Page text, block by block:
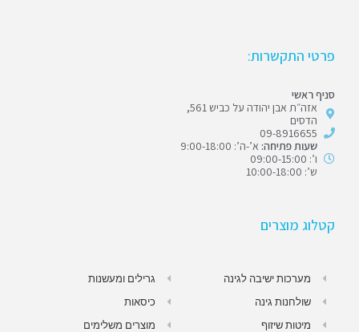
פרטי התקשרות:
סניף ראשי
אזה״ת אבן יהודה על כביש 561,
הדסים
09-8916655
שעות פתיחה: א’-ה’: 9:00-18:00
ו’: 09:00-15:00
ש’: 10:00-18:00
קטלוג מוצרים
מערכות ישיבה לגינה
שולחנות גינה
מיטות שיזוף
גרילים ומעשנות
כיסאות
מוצרים משלימים